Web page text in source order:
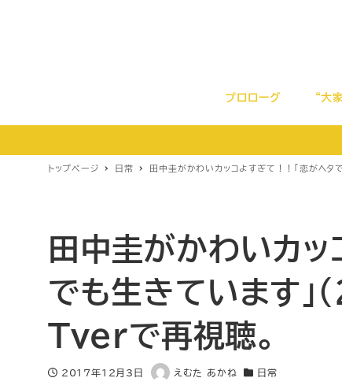
プロローグ “大
トップページ 日常 田中圭がかわいカッコよすぎて！！「恋がヘ
田中圭がかわいカッ
でも生きています」
Tverで再視聴。
投稿日
2017年12月3日
著
えむた あかね
カテゴリー
日常